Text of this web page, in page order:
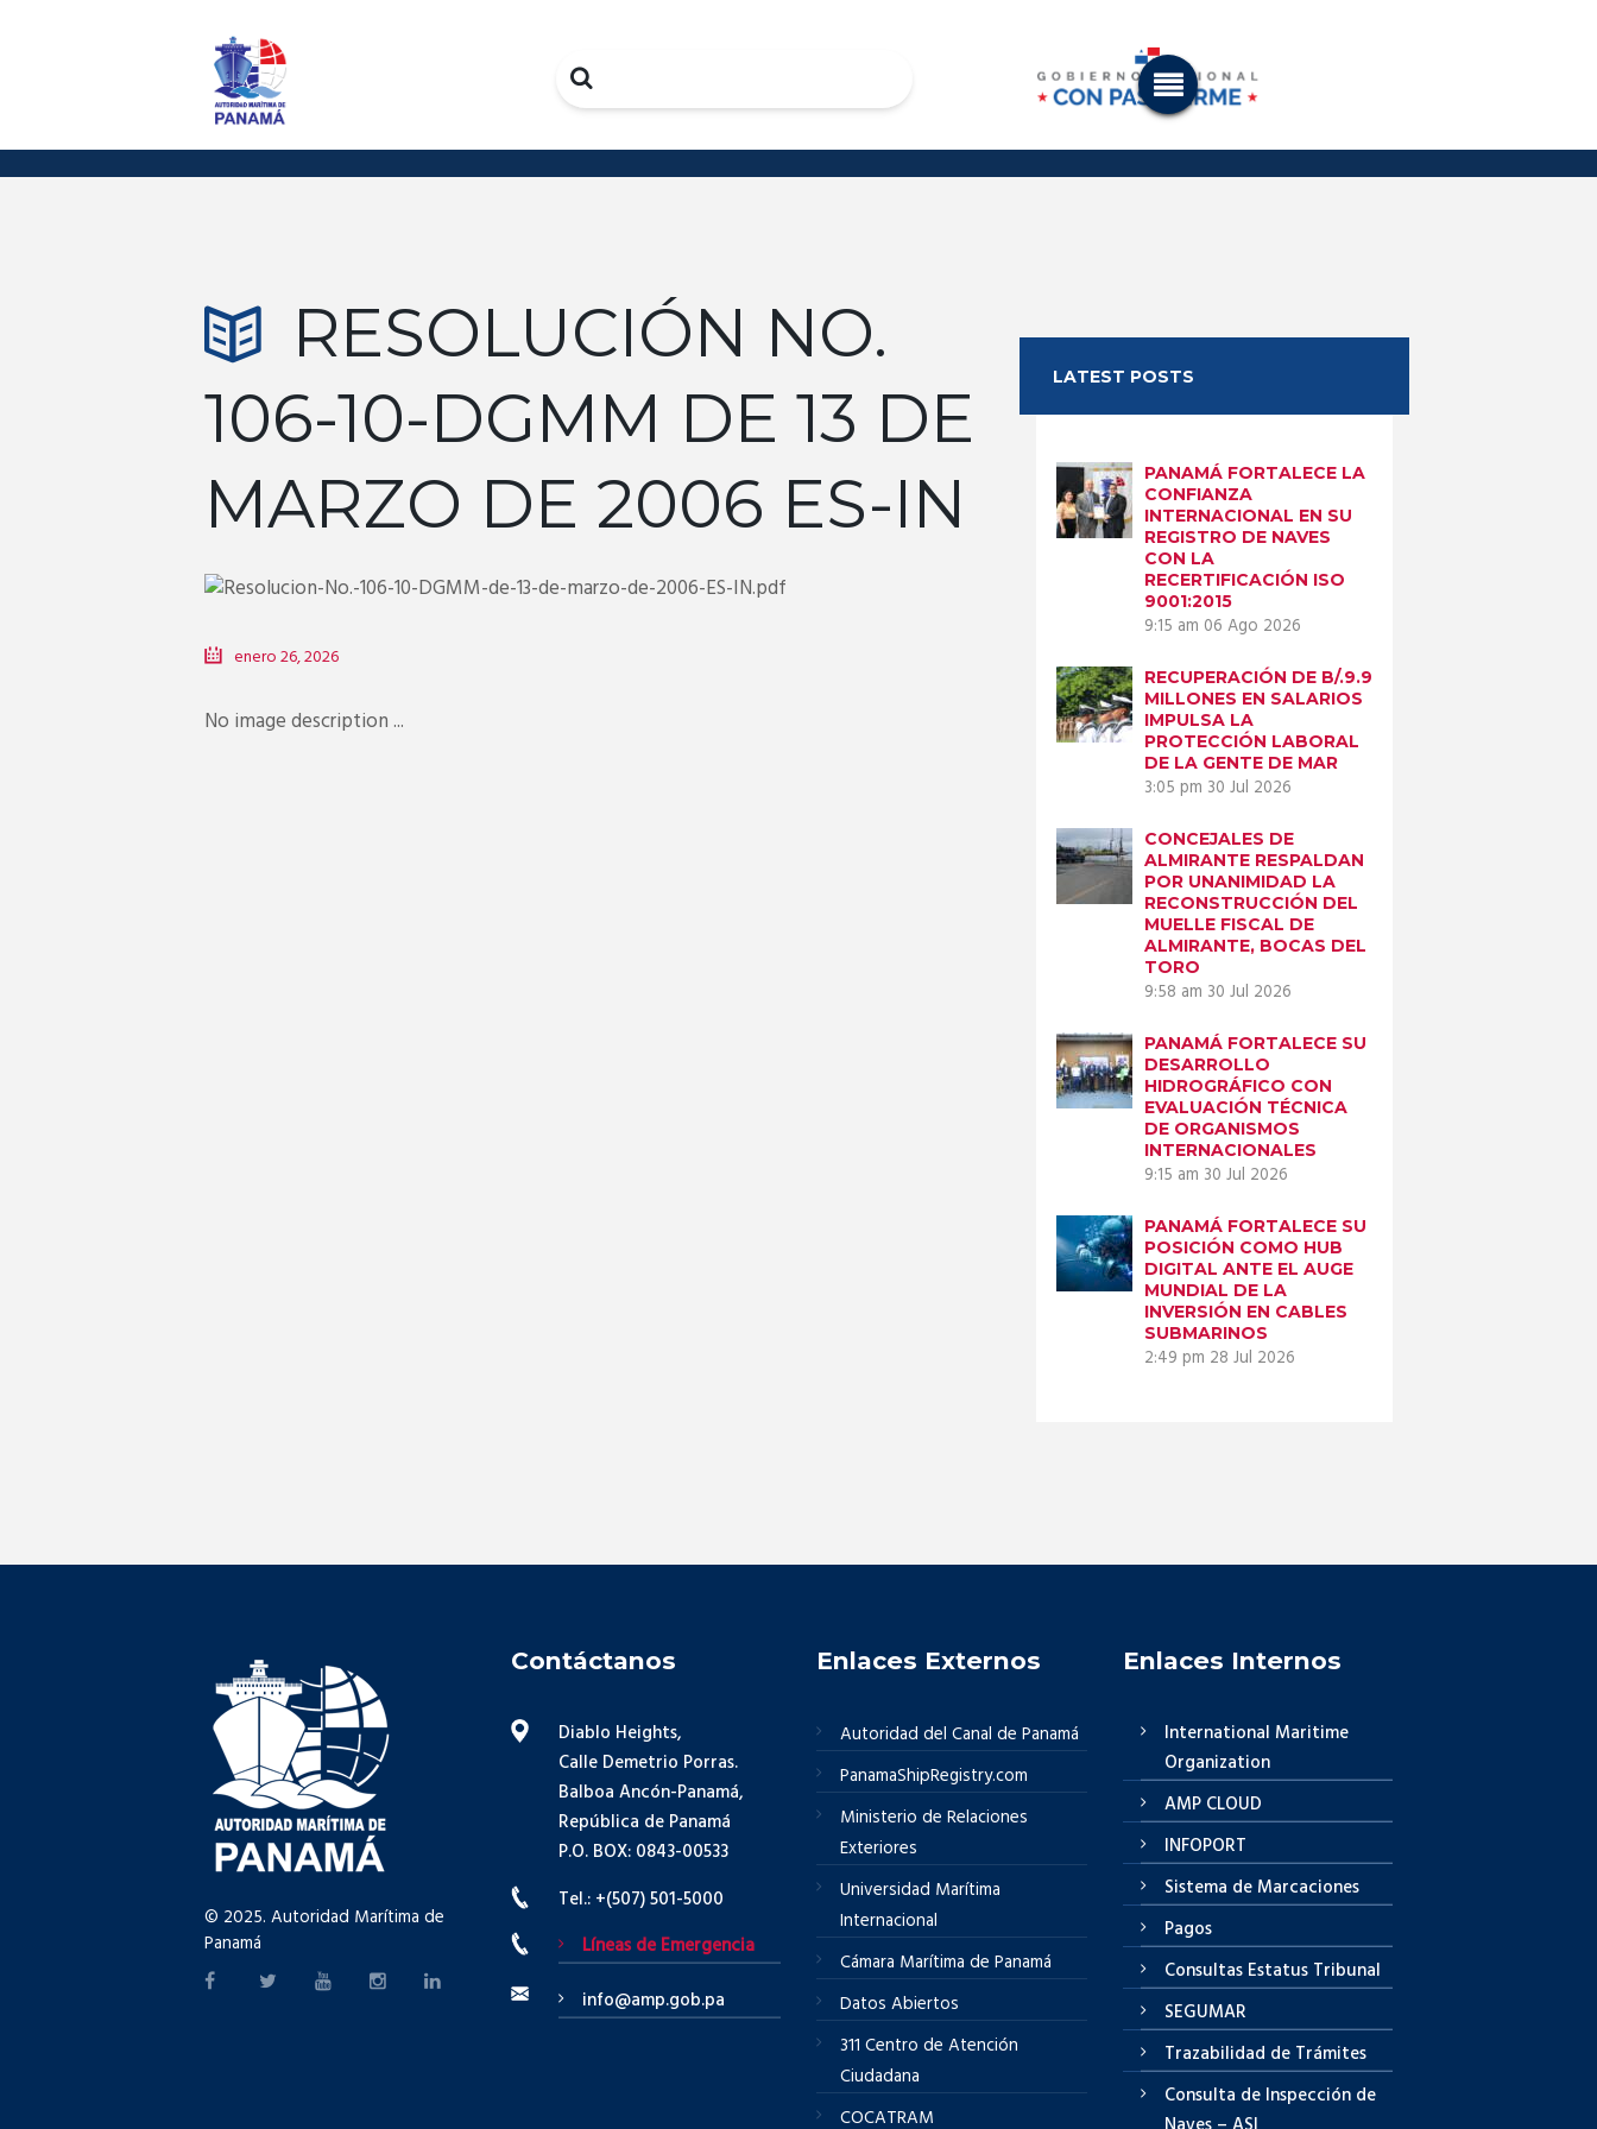
Search
RESOLUCIÓN NO.
106-10-DGMM DE 13 DE
MARZO DE 2006 ES-IN
enero 26, 2026
No image description ...
LATEST POSTS
PANAMÁ FORTALECE LA
CONFIANZA
INTERNACIONAL EN SU
REGISTRO DE NAVES
CON LA
RECERTIFICACIÓN ISO
9001:2015
9:15 am 06 Ago 2026
RECUPERACIÓN DE B/.9.9
MILLONES EN SALARIOS
IMPULSA LA
PROTECCIÓN LABORAL
DE LA GENTE DE MAR
3:05 pm 30 Jul 2026
CONCEJALES DE
ALMIRANTE RESPALDAN
POR UNANIMIDAD LA
RECONSTRUCCIÓN DEL
MUELLE FISCAL DE
ALMIRANTE, BOCAS DEL
TORO
9:58 am 30 Jul 2026
PANAMÁ FORTALECE SU
DESARROLLO
HIDROGRÁFICO CON
EVALUACIÓN TÉCNICA
DE ORGANISMOS
INTERNACIONALES
9:15 am 30 Jul 2026
PANAMÁ FORTALECE SU
POSICIÓN COMO HUB
DIGITAL ANTE EL AUGE
MUNDIAL DE LA
INVERSIÓN EN CABLES
SUBMARINOS
2:49 pm 28 Jul 2026
© 2025. Autoridad Marítima de
Panamá
Contáctanos
Diablo Heights,
Calle Demetrio Porras.
Balboa Ancón-Panamá,
República de Panamá
P.O. BOX: 0843-00533
Tel.: +(507) 501-5000
Líneas de Emergencia
info@amp.gob.pa
Enlaces Externos
Autoridad del Canal de Panamá
PanamaShipRegistry.com
Ministerio de Relaciones
Exteriores
Universidad Marítima
Internacional
Cámara Marítima de Panamá
Datos Abiertos
311 Centro de Atención
Ciudadana
COCATRAM
Enlaces Internos
International Maritime
Organization
AMP CLOUD
INFOPORT
Sistema de Marcaciones
Pagos
Consultas Estatus Tribunal
SEGUMAR
Trazabilidad de Trámites
Consulta de Inspección de